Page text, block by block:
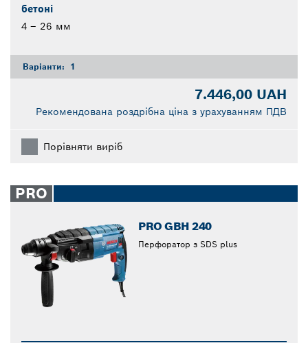
бетоні
4 – 26 мм
Варіанти: 1
7.446,00 UAH
Рекомендована роздрібна ціна з урахуванням ПДВ
Порівняти виріб
PRO
PRO GBH 240
Перфоратор з SDS plus